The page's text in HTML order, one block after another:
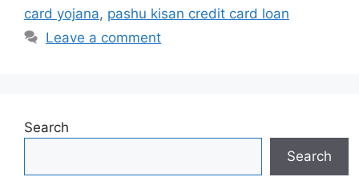
card yojana, pashu kisan credit card loan
Leave a comment
Search
Search